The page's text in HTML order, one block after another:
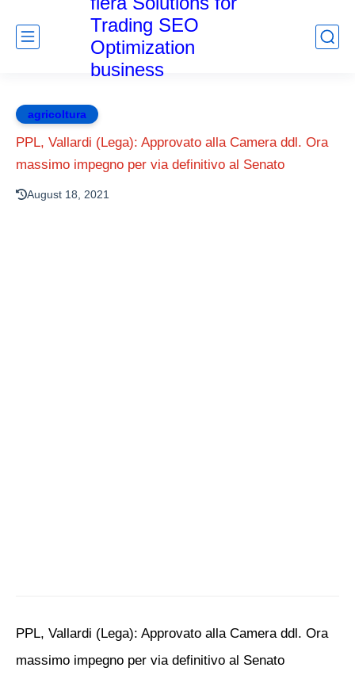
Trading SEO
Optimization
business
agricoltura
PPL, Vallardi (Lega): Approvato alla Camera ddl. Ora
massimo impegno per via definitivo al Senato
August 18, 2021
PPL, Vallardi (Lega): Approvato alla Camera ddl. Ora
massimo impegno per via definitivo al Senato